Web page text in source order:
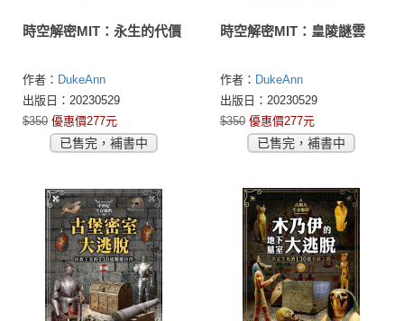
時空解密MIT：永生的代價
作者： DukeAnn
出版日：20230529
$350 優惠價277元
已售完，補書中
時空解密MIT：皇陵謎雲
作者： DukeAnn
出版日：20230529
$350 優惠價277元
已售完，補書中